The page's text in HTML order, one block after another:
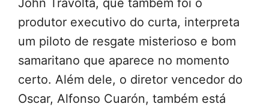
John Travolta, que também foi o
produtor executivo do curta, interpreta
um piloto de resgate misterioso e bom
samaritano que aparece no momento
certo. Além dele, o diretor vencedor do
Oscar, Alfonso Cuarón, também está